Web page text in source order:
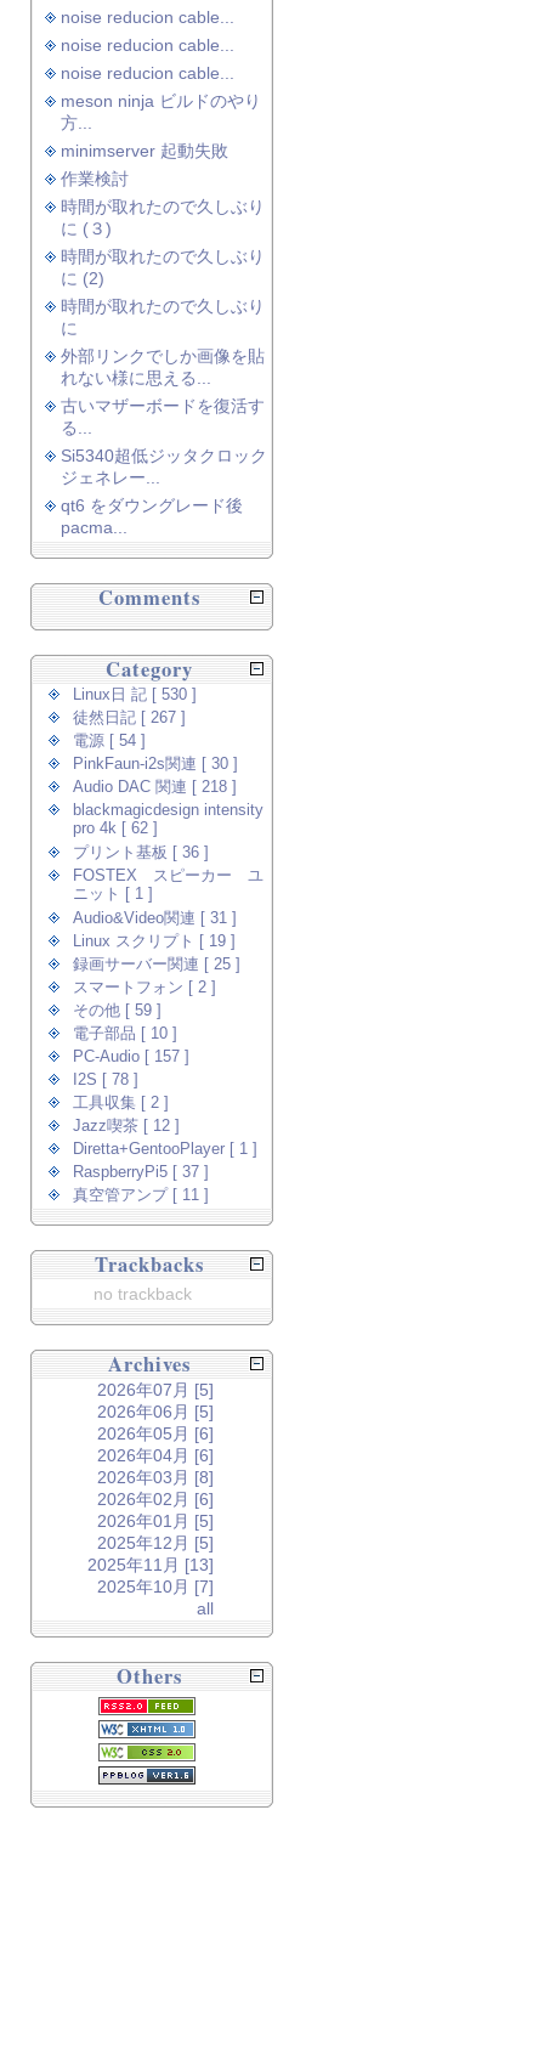
noise reducion cable...
noise reducion cable...
noise reducion cable...
meson ninja ビルドのやり
方...
minimserver 起動失敗
作業検討
時間が取れたので久しぶり
に (３)
時間が取れたので久しぶり
に (2)
時間が取れたので久しぶり
に
外部リンクでしか画像を貼
れない様に思える...
古いマザーボードを復活す
る...
Si5340超低ジッタクロック
ジェネレー...
qt6 をダウングレード後
pacma...
Comments
Category
Linux日 記 [ 530 ]
徒然日記 [ 267 ]
電源 [ 54 ]
PinkFaun-i2s関連 [ 30 ]
Audio DAC 関連 [ 218 ]
blackmagicdesign intensity
pro 4k [ 62 ]
プリント基板 [ 36 ]
FOSTEX スピーカー ユ
ニット [ 1 ]
Audio&Video関連 [ 31 ]
Linux スクリプト [ 19 ]
録画サーバー関連 [ 25 ]
スマートフォン [ 2 ]
その他 [ 59 ]
電子部品 [ 10 ]
PC-Audio [ 157 ]
I2S [ 78 ]
工具収集 [ 2 ]
Jazz喫茶 [ 12 ]
Diretta+GentooPlayer [ 1 ]
RaspberryPi5 [ 37 ]
真空管アンプ [ 11 ]
Trackbacks
no trackback
Archives
2026年07月 [5]
2026年06月 [5]
2026年05月 [6]
2026年04月 [6]
2026年03月 [8]
2026年02月 [6]
2026年01月 [5]
2025年12月 [5]
2025年11月 [13]
2025年10月 [7]
all
Others